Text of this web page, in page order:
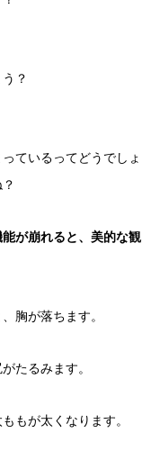
？
ているってどうでしょ
が崩れると、美的な
胸が落ちます。
たるみます。
もが太くなります。